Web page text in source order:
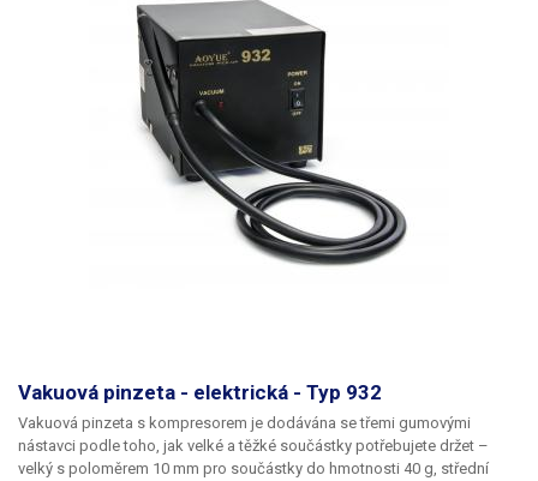
Váha balení [kg]: 0.026 kg
Vakuová pinzeta - elektrická - Typ 932
Vakuová pinzeta s kompresorem je dodávána se třemi gumovými
nástavci podle toho, jak velké a těžké součástky potřebujete držet –
velký s poloměrem 10 mm pro součástky do hmotnosti 40 g, střední